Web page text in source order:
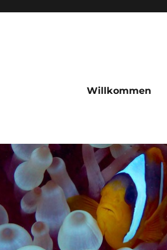
Willkommen